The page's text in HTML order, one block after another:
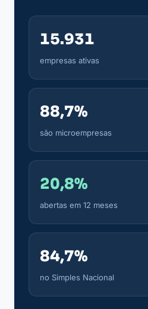
15.931
empresas ativas
88,7%
são microempresas
20,8%
abertas em 12 meses
84,7%
no Simples Nacional